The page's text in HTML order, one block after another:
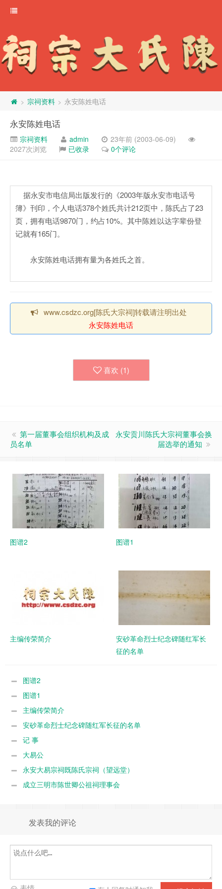
> 宗祠资料 > 永安陈姓电话
永安陈姓电话
宗祠资料 admin
23年前 (2003-06-09)
2027次浏览
已收录 0个评论
据永安市电信局出版发行的《2003年版永安市电话号
簿》刊印，个人电话378个姓氏共计212页中，陈氏占了23
页，拥有电话9870门，约占10%。其中陈姓以达字辈份登
记就有165门。
永安陈姓电话拥有量为各姓氏之首。
www.csdzc.org[陈氏大宗祠]转载请注明出处
永安陈姓电话
喜欢 (1)
第一届董事会组织机构及成
员名单
永安贡川陈氏大宗祠董事会换
届选举的通知
图谱2 图谱1
主编传荣简介
安砂革命烈士纪念碑随红军长
征的名单
图谱2
图谱1
主编传荣简介
安砂革命烈士纪念碑随红军长征的名单
记 事
大易公
永安大易宗祠既陈氏宗祠（望远堂）
成立三明市陈世卿公祖祠理事会
发表我的评论